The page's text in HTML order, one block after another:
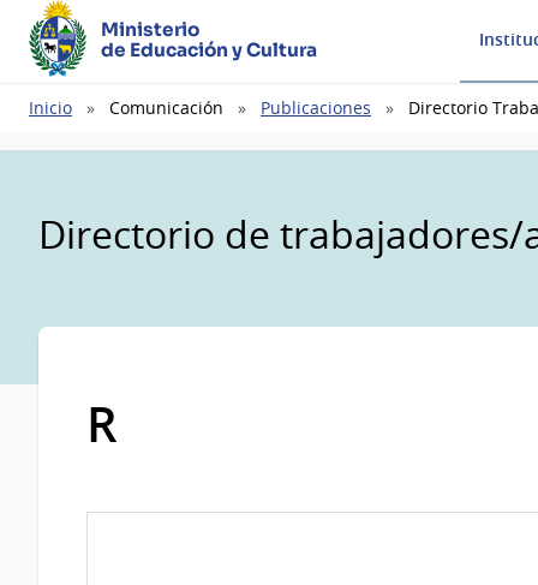
Ministerio
de Educación y Cultura
Ruta
Inicio Comunicación Publicaciones Directorio
Directorio de trabajadores/
R